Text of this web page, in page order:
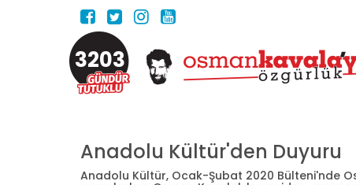
3203
Anadolu Kültür'den Duyuru
Anadolu Kültür, Ocak-Şubat 2020 Bülteni'nde